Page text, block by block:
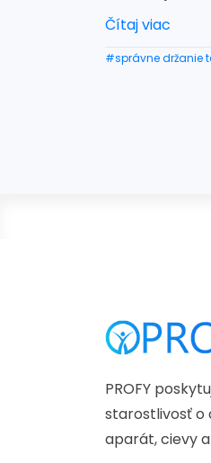
Čítaj viac
#správne držanie
PROFY
starostlivosť o
aparát, cievy